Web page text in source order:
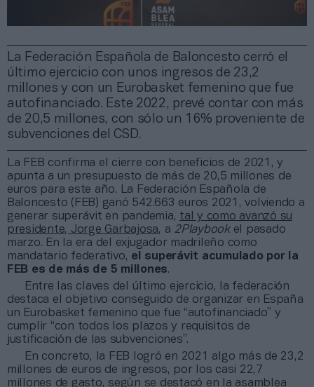
La Federación Española de Baloncesto cerró el
último ejercicio con unos ingresos de 23,2
millones y con un Eurobasket femenino que fue
autofinanciado. Este 2022, prevé contar con más
de 20,5 millones, con sólo un 16% proveniente de
subvenciones del CSD.
La FEB confirma el cierre con beneficios de 2021, y
apunta a un presupuesto de más de 20,5 millones de
euros para este año. La Federación Española de
Baloncesto (FEB) ganó 542.663 euros 2021, volviendo a
generar superávit en pandemia, tal y como avanzó su
presidente, Jorge Garbajosa, a 2Playbookel pasado
marzo. En la era del exjugador madrileño como
mandatario federativo, el superávit acumulado por la
FEB es de más de 5 millones.
Entre las claves del último ejercicio, la federación
destaca el objetivo conseguido de organizar en España
un Eurobasket femenino que fue “autofinanciado” y
cumplir “con todos los plazos y requisitos de
justificación de las subvenciones”.
En concreto, la FEB logró en 2021 algo más de 23,2
millones de euros de ingresos, por los casi 22,7
millones de gasto, según se destacó en la asamblea